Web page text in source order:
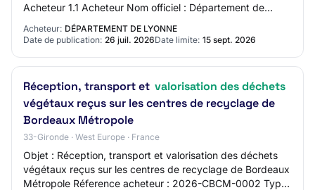
Acheteur 1.1 Acheteur Nom officiel : Département de
l'Yonne Forme juridique de l’acheteur : Organisme d…
Acheteur: DÉPARTEMENT DE LYONNE
Date de publication: 26 juil. 2026Date limite: 15 sept. 2026
Réception, transport et valorisation des déchets
végétaux reçus sur les centres de recyclage de
Bordeaux Métropole
33-Gironde · West Europe · France
Objet : Réception, transport et valorisation des déchets
végétaux reçus sur les centres de recyclage de Bordeaux
Métropole Réference acheteur : 2026-CBCM-0002 Type